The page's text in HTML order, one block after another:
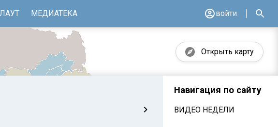
МЕДИАТЕКА войти
Открыть карту
Навигация по сайту
ВИДЕО НЕДЕЛИ